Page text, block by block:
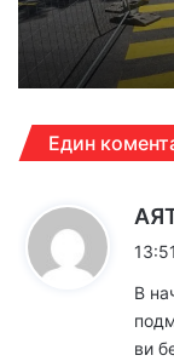
Един
В
ви